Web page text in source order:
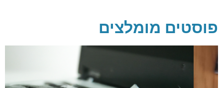
פוסטים מומלצים